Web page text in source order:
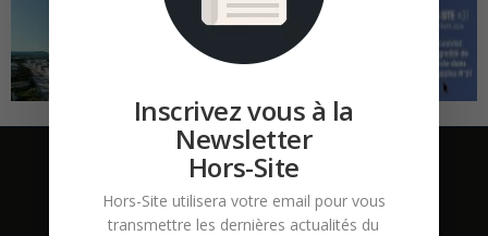
Inscrivez vous à la
Newsletter
Hors-Site
Hors-Site utilisera votre email pour vous
transmettre les dernières actualités du